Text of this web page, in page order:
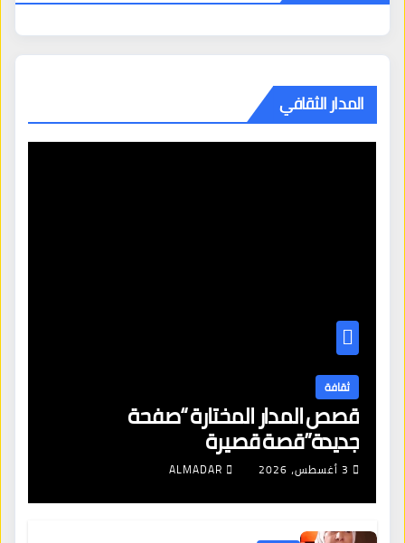
المدار الثقافي
ثقافة
قصص المدار المختارة “صفحة
جديدة”قصة قصيرة
3 أغسطس، 2026 ALMADAR